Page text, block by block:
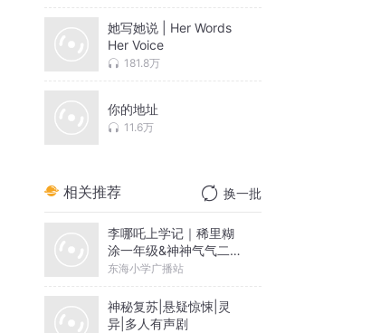
她写她说 | Her Words
Her Voice
181.8万
你的地址
11.6万
相关推荐 换一批
李哪吒上学记｜稀里糊
涂一年级&神神气气二年
级
东海小学广播站
神秘复苏|悬疑惊悚|灵
异|多人有声剧